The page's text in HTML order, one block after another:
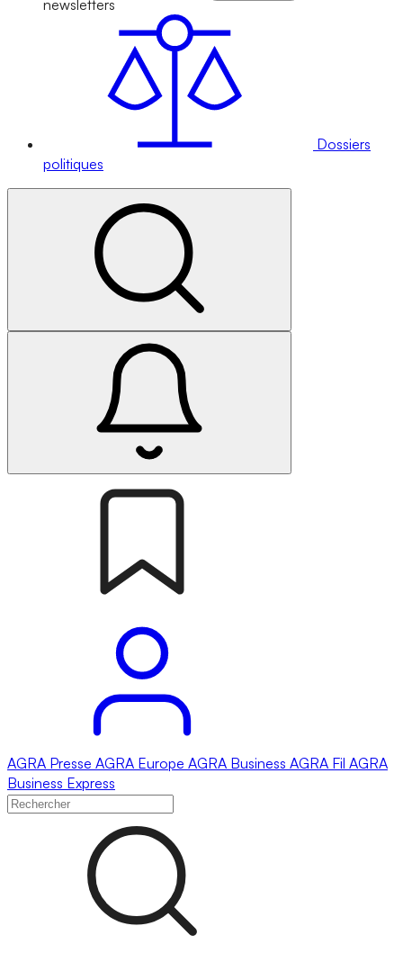
newsletters
Dossiers
politiques
AGRA Presse AGRA Europe AGRA Business AGRA Fil AGRA
Business Express